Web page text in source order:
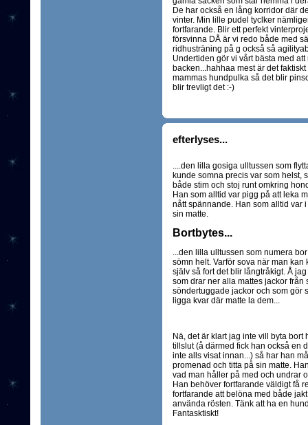
De har också en lång korridor där
vinter. Min lille pudel tyclker
fortfarande. Blir ett perfekt
försvinna DÅ är vi redo både med
ridhusträning på g också så
Undertiden gör vi vårt bästa med
backen...hahhaa mest är det
mammas hundpulka så det blir
blir trevligt det :-)
efterlyses...
....den lilla gosiga ulltussen som
kunde somna precis var som helst,
både stim och stoj runt omkring
Han som alltid var pigg på att leka
nått spännande. Han som alltid var
sin matte.
Bortbytes...
...den lilla ulltussen som numera
sömn helt. Varför sova när man
själv så fort det blir långtråkigt. Å
som drar ner alla mattes jackor från
söndertuggade jackor och som gör
ligga kvar där matte la dem...
Nä, det är klart jag inte vill byta
tillslut (å därmed fick han också en
inte alls visat innan...) så har han
promenad och titta på sin matte.
vad man håller på med och undrar
Han behöver fortfarande väldigt få
fortfarande att belöna med både
använda rösten. Tänk att ha en
Fantasktiskt!